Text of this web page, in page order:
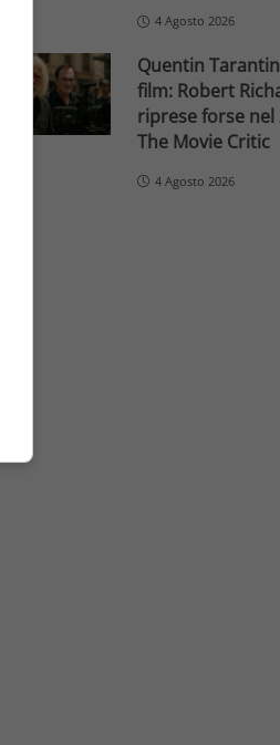
4 Agosto 2026
Quentin
film: Robert
riprese forse nel
The Movie Critic
4 Agosto 2026